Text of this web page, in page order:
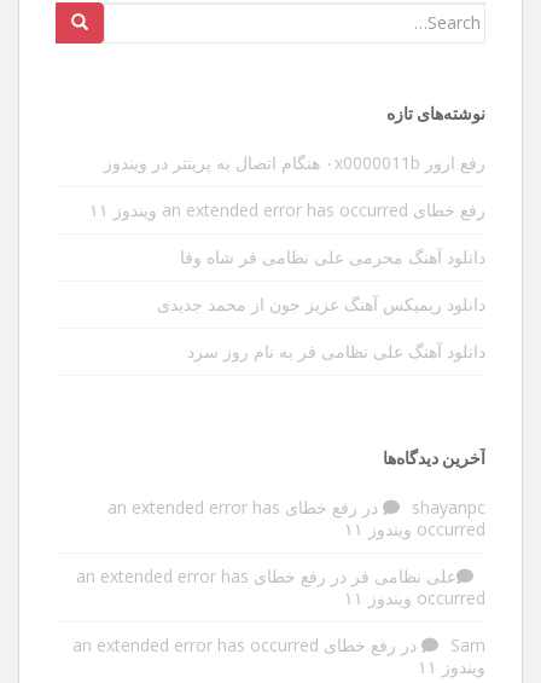
Search
نوشته‌های تازه
رفع ارور ۰x0000011b هنگام اتصال به پرینتر در ویندوز
رفع خطای an extended error has occurred ویندوز ۱۱
دانلود آهنگ محرمی علی نظامی فر شاه وفا
دانلود ریمیکس آهنگ عزیز جون از محمد جدیدی
دانلود آهنگ علی نظامی فر به نام روز سرد
آخرین دیدگاه‌ها
shayanpc در
رفع خطای an extended error has
occurred ویندوز ۱۱
علی نظامی فر در
رفع خطای an extended error has
occurred ویندوز ۱۱
Sam در
رفع خطای an extended error has occurred
ویندوز ۱۱